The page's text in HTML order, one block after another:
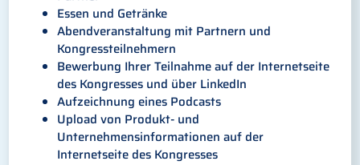
Essen und Getränke
Abendveranstaltung mit Partnern und
Kongressteilnehmern
Bewerbung Ihrer Teilnahme auf der Internetseite
des Kongresses und über LinkedIn
Aufzeichnung eines Podcasts
Upload von Produkt- und
Unternehmensinformationen auf der
Internetseite des Kongresses